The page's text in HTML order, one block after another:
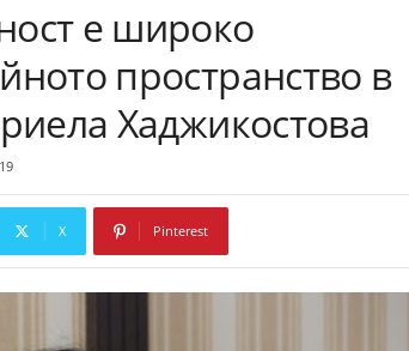
е широко
пространство в
Хаджикостова
X Pinterest